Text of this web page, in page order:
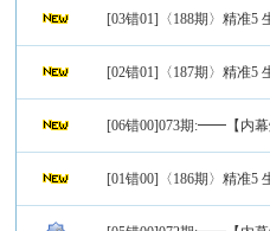
[03错01]〈188期〉精准5
[02错01]〈187期〉精准5
[06错00]073期:━━【内
[01错00]〈186期〉精准5